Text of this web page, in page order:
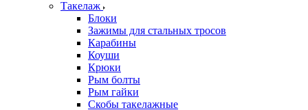
Такелаж
Блоки
Зажимы для стальных тросов
Карабины
Коуши
Крюки
Рым болты
Рым гайки
Скобы такелажные